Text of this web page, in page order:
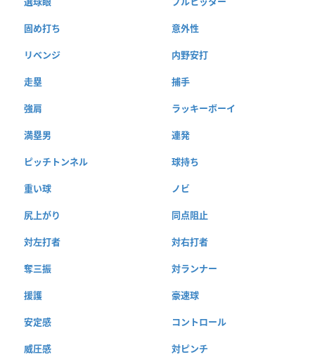
固め打ち 意外性
リベンジ 内野安打
走塁 捕手
強肩 ラッキーボーイ
満塁男 連発
ピッチトンネル 球持ち
重い球 ノビ
尻上がり 同点阻止
対左打者 対右打者
奪三振 対ランナー
援護 豪速球
安定感 コントロール
威圧感 対ピンチ